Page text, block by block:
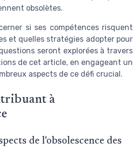
obsolètes.
si ses compétences risquent
et quelles stratégies adopter pour
seront explorées à travers
de cet article, en engageant un
aspects de ce défi crucial.
à
de l'obsolescence des